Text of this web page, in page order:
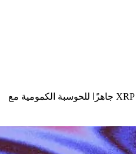
ريبل تتسابق لجعل دفتر حسابات XRP جاهزًا للحوسبة الكمومية مع